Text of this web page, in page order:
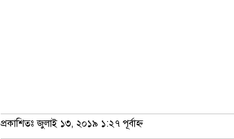
প্রকাশিতঃ জুলাই ১৩, ২০১৯ ১:২৭ পূর্বাহ্ণ